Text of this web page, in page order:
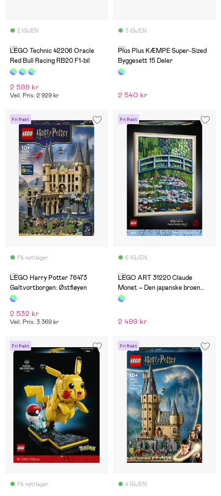
2 IGJEN
(8)
LEGO Technic 42206 Oracle
Red Bull Racing RB20 F1-bil
2 599 kr
Veil. Pris: 2 929 kr
3 IGJEN
(0)
Plus Plus KÆMPE Super-Sized
Byggesett 15 Deler
2 540 kr
Fri frakt
På nettlager
(0)
LEGO Harry Potter 76473
Galtvortborgen: Østfløyen
2 532 kr
Veil. Pris: 3 369 kr
Fri frakt
6 IGJEN
(0)
LEGO ART 31220 Claude
Monet – Den japanske broen
over vannliljedammen
2 499 kr
Fri frakt
På nettlager
Fri frakt
4 IGJEN